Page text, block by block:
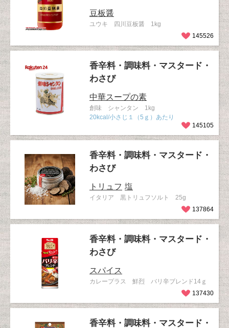
豆板醤
ユウキ 四川豆板醤 1kg
145526
香辛料・調味料・マスタード・
わさび
中華スープの素
創味 シャンタン 1kg
20kcal/小さじ１（5ｇ）あたり
145105
香辛料・調味料・マスタード・
わさび
トリュフ 塩
イタリア 黒トリュフソルト 25g
137864
香辛料・調味料・マスタード・
わさび
スパイス
カレープラス 鮮烈 バリ辛ブレンド14ｇ
137430
香辛料・調味料・マスタード・